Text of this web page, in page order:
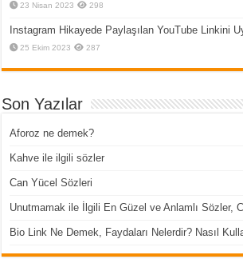
23 Nisan 2023 298
Instagram Hikayede Paylaşılan YouTube Linkini
25 Ekim 2023 287
Son Yazılar
Aforoz ne demek?
Kahve ile ilgili sözler
Can Yücel Sözleri
Unutmamak ile İlgili En Güzel ve Anlamlı Sözler,
Bio Link Ne Demek, Faydaları Nelerdir? Nasıl